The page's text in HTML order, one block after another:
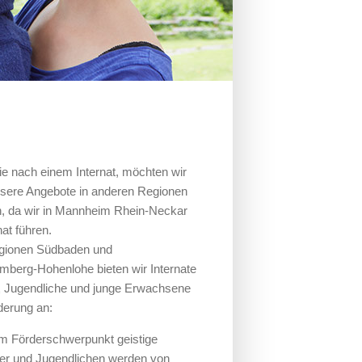
nach einem Internat, möchten wir
Angebote in anderen Regionen
da wir in Mannheim Rhein-Neckar
führen.
Südbaden und
Hohenlohe bieten wir Internate
Jugendliche und junge Erwachsene
an:
Förderschwerpunkt geistige
und Jugendlichen werden von